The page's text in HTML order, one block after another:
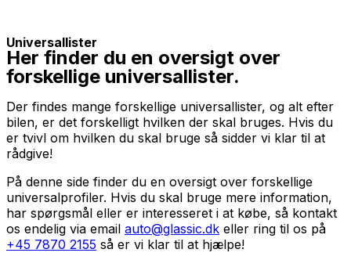
Universallister
Her finder du en oversigt over
forskellige universallister.
Der findes mange forskellige universallister, og alt efter
bilen, er det forskelligt hvilken der skal bruges. Hvis du
er tvivl om hvilken du skal bruge så sidder vi klar til at
rådgive!
På denne side finder du en oversigt over forskellige
universalprofiler. Hvis du skal bruge mere information,
har spørgsmål eller er interesseret i at købe, så kontakt
os endelig via email auto@glassic.dk eller ring til os på
+45 7870 2155 så er vi klar til at hjælpe!